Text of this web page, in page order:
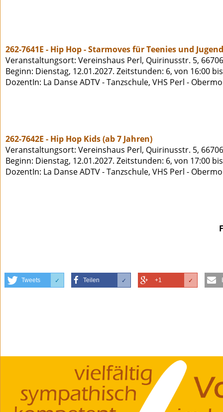
262-7641E - Hip Hop - Starmoves für Teenies und
Veranstaltungsort: Vereinshaus Perl, Quirinusstr. 5,
Beginn: Dienstag, 12.01.2027. Zeitstunden: 6, von 16:00
DozentIn: La Danse ADTV - Tanzschule, VHS Perl -
262-7642E - Hip Hop Kids (ab 7 Jahren)
Veranstaltungsort: Vereinshaus Perl, Quirinusstr. 5,
Beginn: Dienstag, 12.01.2027. Zeitstunden: 6, von 17:00
DozentIn: La Danse ADTV - Tanzschule, VHS Perl -
Tweets ✓ Teilen ✓ +1 ✓